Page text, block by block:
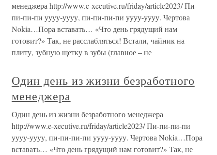
менеджера http://www.e-xecutive.ru/friday/article2023/ Пи-
пи-пи-пи уууу-уууу, пи-пи-пи-пи уууу-уууу. Чертова
Nokia…Пора вставать… «Что день грядущий нам
готовит?» Так, не расслабляться! Встали, чайник на
плиту, зубную щетку в зубы (главное – не
Один день из жизни безработного
менеджера
Один день из жизни безработного менеджера
http://www.e-xecutive.ru/friday/article2023/ Пи-пи-пи-пи
уууу-уууу, пи-пи-пи-пи уууу-уууу. Чертова Nokia…Пора
вставать… «Что день грядущий нам готовит?» Так, не